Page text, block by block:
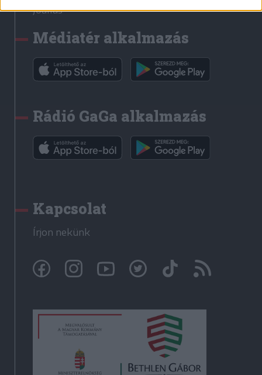
Jóállás
Médiatér alkalmazás
Rádió GaGa alkalmazás
Kapcsolat
Írjon nekünk